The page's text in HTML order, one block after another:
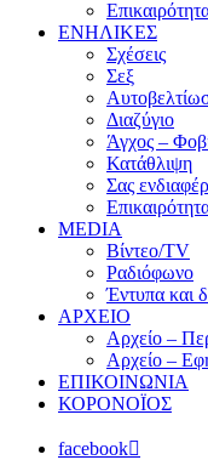
ΕΝΗΛΙΚΕΣ
Σχέσεις
Σεξ
Διαζύγιο
Άγχος –
Κατάθλιψη
Σας
MEDIA
Βίντεο/TV
Ραδιόφωνο
Έντυπα και
ΑΡΧΕΙΟ
Αρχείο –
Αρχείο –
ΕΠΙΚΟΙΝΩΝΙΑ
ΚΟΡΟΝΟΪΟΣ
facebook